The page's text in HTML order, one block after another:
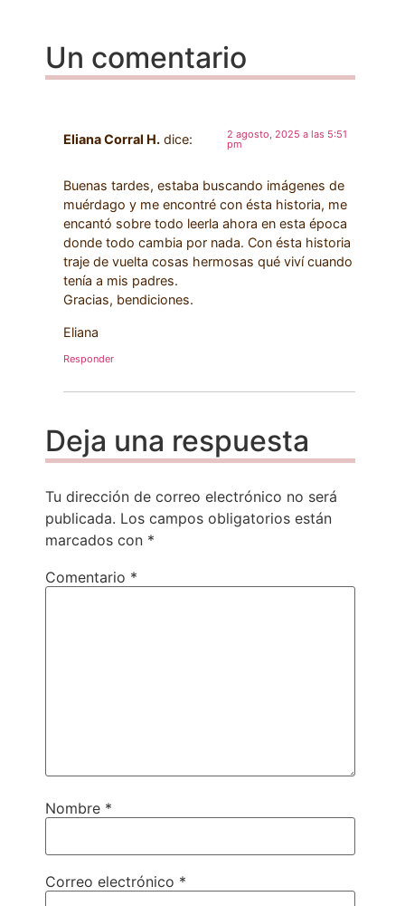
Un comentario
Eliana Corral H. dice: 2 agosto, 2025 a las 5:51
pm
Buenas tardes, estaba buscando imágenes de
muérdago y me encontré con ésta historia, me
encantó sobre todo leerla ahora en esta época
donde todo cambia por nada. Con ésta historia
traje de vuelta cosas hermosas qué viví cuando
tenía a mis padres.
Gracias, bendiciones.
Eliana
Responder
Deja una respuesta
Tu dirección de correo electrónico no será
publicada. Los campos obligatorios están
marcados con *
Comentario *
Nombre *
Correo electrónico *